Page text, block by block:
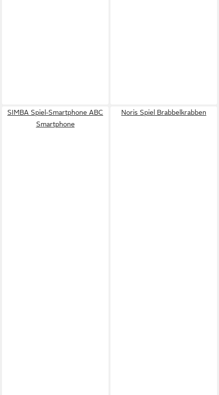
SIMBA Spiel-Smartphone ABC
Smartphone
Noris Spiel Brabbelkrabben